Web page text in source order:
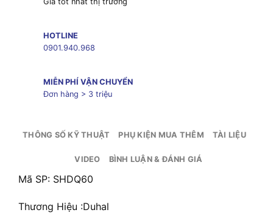
HOTLINE
0901.940.968
MIỄN PHÍ VẬN CHUYỂN
Đơn hàng > 3 triệu
THÔNG SỐ KỸ THUẬT PHỤ KIỆN MUA THÊM TÀI LIỆU
VIDEO BÌNH LUẬN & ĐÁNH GIÁ
Mã SP: SHDQ60
Thương Hiệu :Duhal